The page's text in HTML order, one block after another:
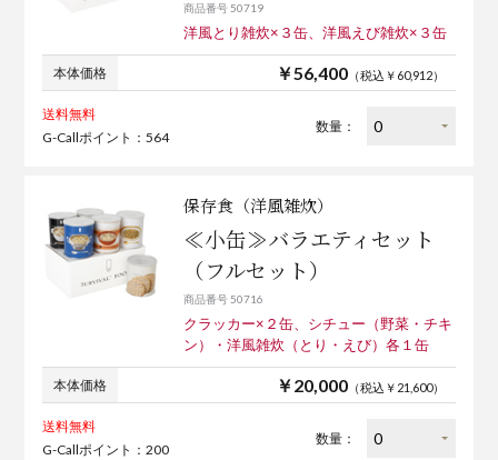
商品番号 50719
洋風とり雑炊×３缶、洋風えび雑炊×３缶
本体価格 ￥56,400（税込￥60,912）
送料無料
G-Callポイント：564
数量：
保存食（洋風雑炊）
≪小缶≫バラエティセット
（フルセット）
商品番号 50716
クラッカー×２缶、シチュー（野菜・チキ
ン）・洋風雑炊（とり・えび）各１缶
本体価格 ￥20,000（税込￥21,600）
送料無料
G-Callポイント：200
数量：